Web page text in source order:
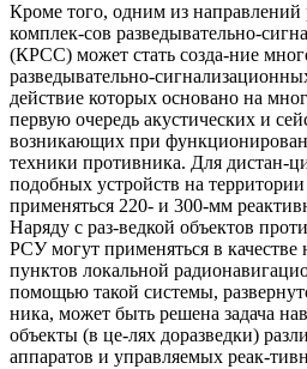
Кроме того, одним из направлений
комплек-сов разведывательно-
(КРСС) может стать созда-ние
разведывательно-
действие которых основано на
первую очередь акустических и
возникающих при
техники противника. Для дистан-
подобных устройств на
применяться 220- и 300-мм
Наряду с раз-ведкой объектов
РСУ могут применяться в
пунктов локальной
помощью такой системы,
ника, может быть решена задача
объекты (в це-лях доразведки)
аппаратов и управляемых реак-